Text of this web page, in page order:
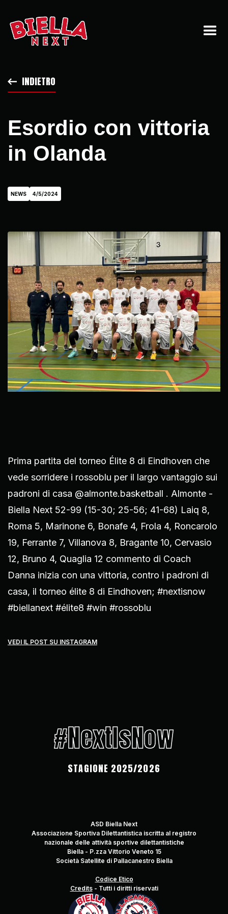
INDIETRO
Esordio con vittoria
in Olanda
NEWS 4/5/2024
Prima partita del torneo Élite 8 di Eindhoven che
vede sorridere i rossoblu per il largo vantaggio sui
padroni di casa @almonte.basketball . Almonte -
Biella Next 52-99 (15-30; 25-56; 41-68) Laiq 8,
Roma 5, Marinone 6, Bonafe 4, Frola 4, Roncarolo
19, Ferrante 7, Villanova 8, Bragante 10, Cervasio
12, Bruno 4, Quaglia 12 commento di Coach
Danna inizia con una vittoria, contro i padroni di
casa, il torneo élite 8 di Eindhoven; #nextisnow
#biellanext #élite8 #win #rossoblu
VEDI IL POST SU INSTAGRAM
#NextIsNow
STAGIONE 2025/2026
ASD Biella Next
Associazione Sportiva Dilettantistica iscritta al registro
nazionale delle attività sportive dilettantistiche
Biella - P.zza Vittorio Veneto 15
Società Satellite di Pallacanestro Biella
Codice Etico
Credits- Tutti i diritti riservati